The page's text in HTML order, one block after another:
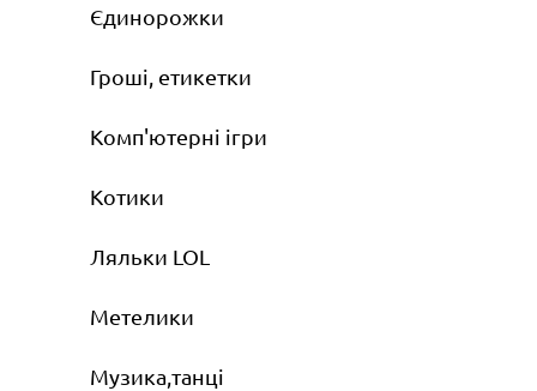
Єдинорожки
Гроші, етикетки
Комп'ютерні ігри
Котики
Ляльки LOL
Метелики
Музика,танці